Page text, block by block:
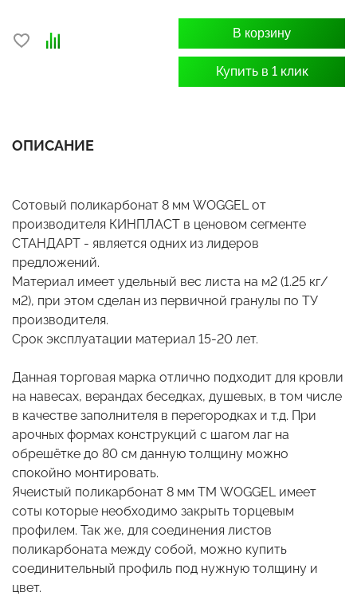
В корзину
Купить в 1 клик
ОПИСАНИЕ
Сотовый поликарбонат 8 мм WOGGEL от
производителя КИНПЛАСТ в ценовом сегменте
СТАНДАРТ - является одних из лидеров
предложений.
Материал имеет удельный вес листа на м2 (1.25 кг/
м2), при этом сделан из первичной гранулы по ТУ
производителя.
Срок эксплуатации материал 15-20 лет.
Данная торговая марка отлично подходит для кровли
на навесах, верандах беседках, душевых, в том числе
в качестве заполнителя в перегородках и т.д. При
арочных формах конструкций с шагом лаг на
обрешётке до 80 см данную толщину можно
спокойно монтировать.
Ячеистый поликарбонат 8 мм ТМ WOGGEL имеет
соты которые необходимо закрыть торцевым
профилем. Так же, для соединения листов
поликарбоната между собой, можно купить
соединительный профиль под нужную толщину и
цвет.